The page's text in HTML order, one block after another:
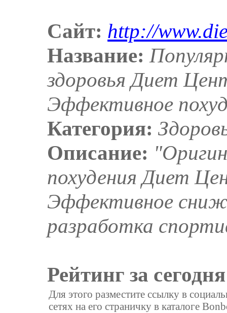
Сайт: http://
Название:
здоровья Диет
Эффективное
Категория:
Описание:
похудения Диет
Эффективное
разработка
Рейтинг за
Для этого разместите ссылку в
сетях на его страничку в каталоге